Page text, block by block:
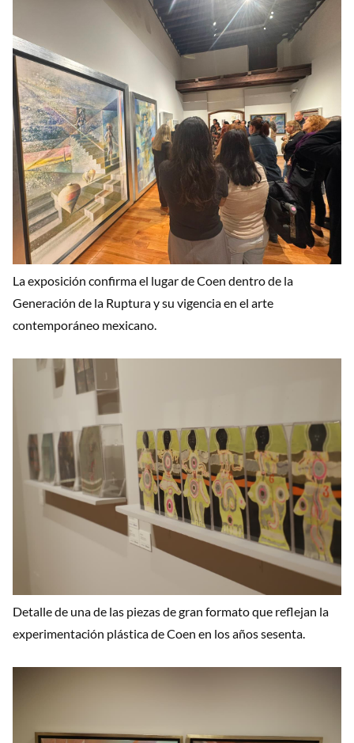
La exposición confirma el lugar de Coen dentro de la
Generación de la Ruptura y su vigencia en el arte
contemporáneo mexicano.
Detalle de una de las piezas de gran formato que reflejan la
experimentación plástica de Coen en los años sesenta.